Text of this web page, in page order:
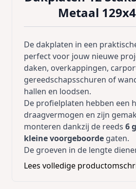
Metaal
De dakplaten in een
perfect voor jouw nieuwe
daken, overkappingen,
gereedschapsschuren of
hallen en loodsen.
De profielplaten hebben een
draagvermogen en zijn
monteren dankzij de reeds 6
kleine voorgeboorde gaten.
De groeven in de lengte
bescherming tegen water.
gegalvaniseerde metaal
Lees volledige